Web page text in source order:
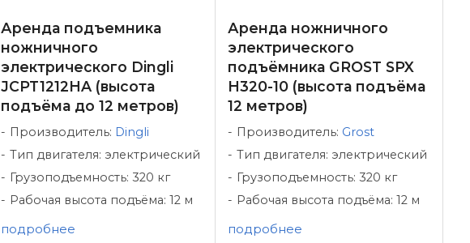
Аренда подъемника
ножничного
электрического Dingli
JCPT1212HA (высота
подъёма до 12 метров)
Производитель: Dingli
Тип двигателя: электрический
Грузоподъемность: 320 кг
Рабочая высота подъёма: 12 м
подробнее
Аренда ножничного
электрического
подъёмника GROST SPX
H320-10 (высота подъёма
12 метров)
Производитель: Grost
Тип двигателя: электрический
Грузоподъемность: 320 кг
Рабочая высота подъёма: 12 м
подробнее